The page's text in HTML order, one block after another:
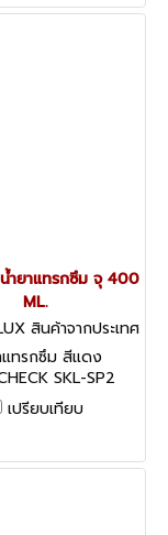
ำยาแทรกซึม จุ 400
ML.
สินค้าจากประเทศ
กา SKL-SP2
แทรกซึม สีแดง
SKL-SP2
Removeable
Penetrant
เปรียบเทียบ